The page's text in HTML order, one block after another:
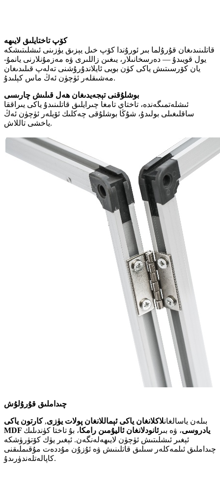
كۆپ تاختايلىق لايىھە
قاتلىنىدىغان قۇرۇلما بىر ئورۇندا كۆپ خىل يېزىق يۈزىنى ئىشلىتىشكە
يول قويىدۇ — دەرسخانىلار، يىغىن زاللىرى ۋە مەزمۇنلارنى يانمۇ-
يان كۆرسىتىش ياكى كۈن بويى ئايلاندۇرۇشنى تەلەپ قىلىدىغان
مەشىقلەر ئۈچۈن ئەڭ ماس كېلىدۇ.
بوشلۇقنى تېجەيدىغان ھەل قىلىش چارىسى
ئىشلەتمىگەندە، تاختاي تامغا چىرايلىق قاتلىنىدۇ ياكى يىراققا
ساقلىغىلى بولىدۇ، شۇڭا بوشلۇقى چەكلىك ئۆيلەر ئۈچۈن ئەڭ
ياخشى تاللاش.
چىداملىق قۇرۇلۇش
بىلەن ياسالغانلاكلانغان ياكى ئېماللانغان پولات يۈزى,كارتون ياكى
MDF يادروسى، ۋە بىرئانودلانغان ئاليۇمىن رامكا، بۇ تاختا كۈندىلىك
ئېغىر ئىشلىتىش ئۈچۈن لايىھەلەنگەن. ئېغىر يۈك كۆتۈرۈشكە
چىداملىق ئىلمەكلەر سىلىق قاتلىنىش ۋە ئۇزۇن مۇددەت مۇقىملىقنى
كاپالەتلەندۈرىدۇ.